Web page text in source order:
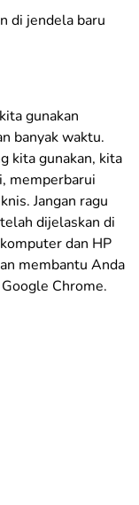
di jendela baru
gunakan
banyak waktu.
kita gunakan, kita
memperbarui
Jangan ragu
dijelaskan di
dan HP
membantu Anda
Chrome.